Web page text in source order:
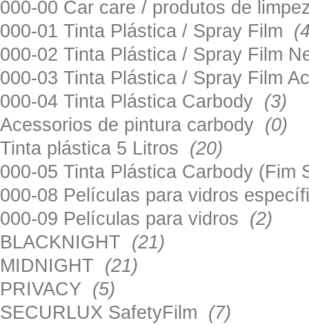
000-00 Car care / produtos de
000-01 Tinta Plástica / Spray Film
000-02 Tinta Plástica / Spray Film
000-03 Tinta Plástica / Spray Film
000-04 Tinta Plástica Carbody (3)
Acessorios de pintura carbody (0)
Tinta plástica 5 Litros (20)
000-05 Tinta Plástica Carbody
000-08 Películas para vidros
000-09 Películas para vidros (2)
BLACKNIGHT (21)
MIDNIGHT (21)
PRIVACY (5)
SECURLUX SafetyFilm (7)